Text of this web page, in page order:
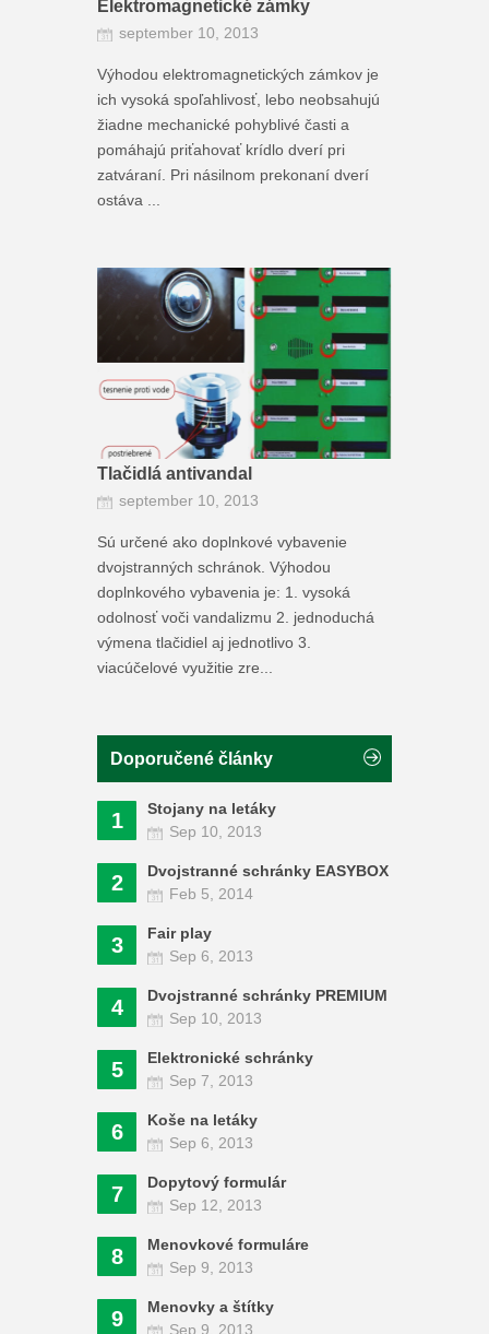
Elektromagnetické zámky
september 10, 2013
Výhodou elektromagnetických zámkov je
ich vysoká spoľahlivosť, lebo neobsahujú
žiadne mechanické pohyblivé časti a
pomáhajú priťahovať krídlo dverí pri
zatváraní. Pri násilnom prekonaní dverí
ostáva ...
Tlačidlá antivandal
september 10, 2013
Sú určené ako doplnkové vybavenie
dvojstranných schránok. Výhodou
doplnkového vybavenia je: 1. vysoká
odolnosť voči vandalizmu 2. jednoduchá
výmena tlačidiel aj jednotlivo 3.
viacúčelové využitie zre...
Doporučené články
1
Stojany na letáky
Sep 10, 2013
2
Dvojstranné schránky EASYBOX
Feb 5, 2014
3
Fair play
Sep 6, 2013
4
Dvojstranné schránky PREMIUM
Sep 10, 2013
5
Elektronické schránky
Sep 7, 2013
6
Koše na letáky
Sep 6, 2013
7
Dopytový formulár
Sep 12, 2013
8
Menovkové formuláre
Sep 9, 2013
9
Menovky a štítky
Sep 9, 2013